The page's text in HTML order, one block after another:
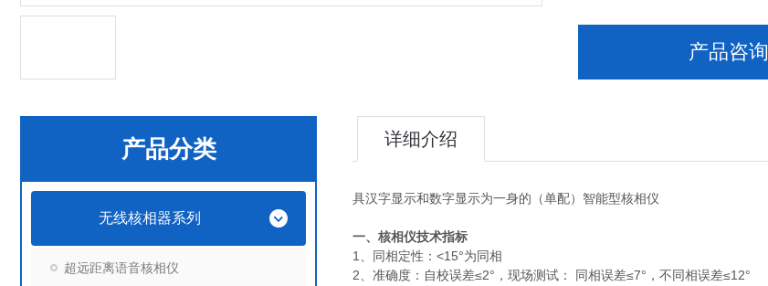
产品咨询
产品分类
无线核相器系列
超远距离语音核相仪
详细介绍
具汉字显示和数字显示为一身的（单配）智能型核相仪
一、核相仪技术指标
1、同相定性：<15°为同相
2、准确度：自校误差≤2°，现场测试： 同相误差≤7°，不同相误差≤12°